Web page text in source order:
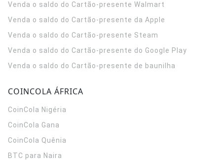
Venda o saldo do Cartão-presente Walmart
Venda o saldo do Cartão-presente da Apple
Venda o saldo do Cartão-presente Steam
Venda o saldo do Cartão-presente do Google Play
Venda o saldo do Cartão-presente de baunilha
COINCOLA ÁFRICA
CoinCola Nigéria
CoinCola Gana
CoinCola Quênia
BTC para Naira